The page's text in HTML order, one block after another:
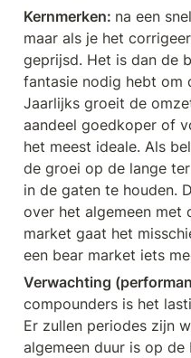
Kernmerken: na een
maar als je het
geprijsd. Het is dan de
fantasie nodig hebt om
Jaarlijks groeit de
aandeel goedkoper of
het meest ideale. Als
de groei op de lange
in de gaten te houden.
over het algemeen met
market gaat het
een bear market iets
Verwachting
compounders is het
Er zullen periodes zijn
algemeen duur is op